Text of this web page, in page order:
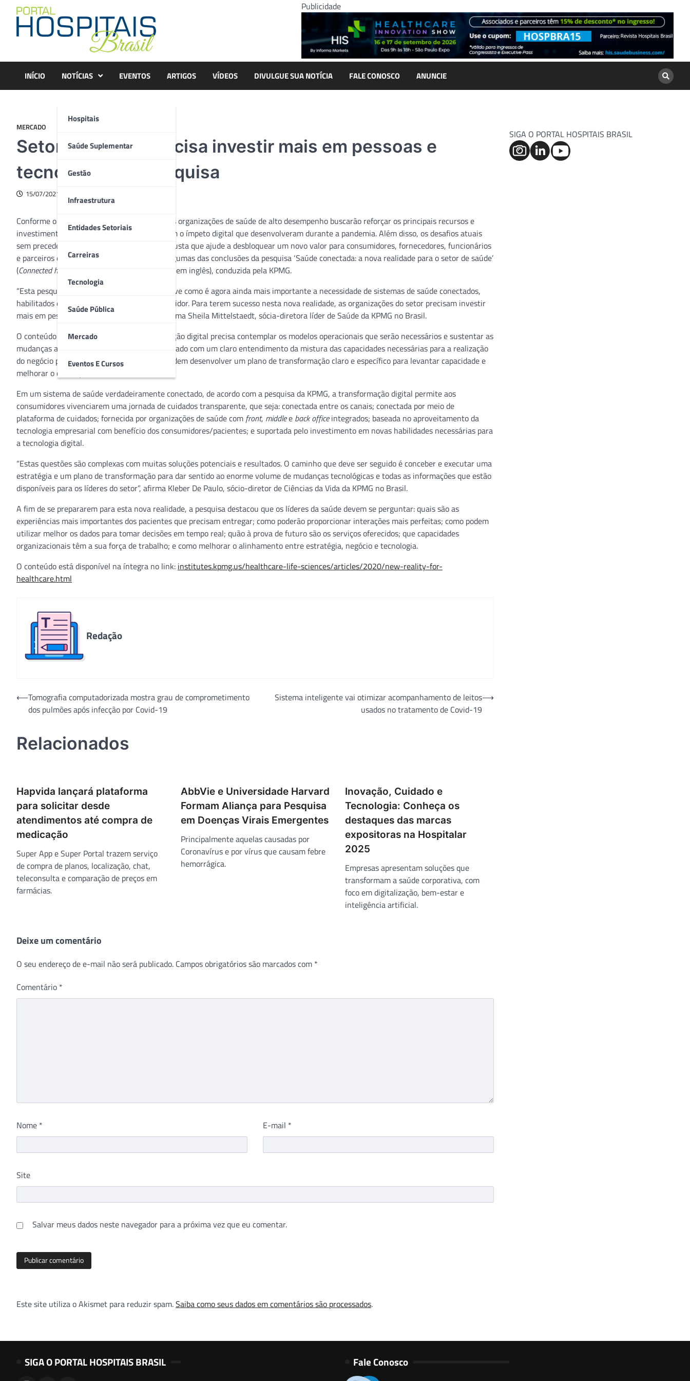
content
Publicidade
INÍCIO NOTÍCIAS
Hospitais
Saúde Suplementar
Gestão
Infraestrutura
Entidades Setoriais
Carreiras
Tecnologia
Saúde Pública
Mercado
Eventos E Cursos
EVENTOS ARTIGOS VÍDEOS DIVULGUE SUA NOTÍCIA FALE CONOSCO ANUNCIE
MERCADO
Setor de saúde precisa investir mais em pessoas e
tecnologia, diz pesquisa
15/07/2021
Conforme o pico da Covid-19 fica para trás, as organizações de saúde de alto desempenho buscarão reforçar os principais recursos e
investimentos tecnológicos para aproveitarem o ímpeto digital que desenvolveram durante a pandemia. Além disso, os desafios atuais
sem precedentes exigem uma abordagem robusta que ajude a desbloquear um novo valor para consumidores, fornecedores, funcionários
e parceiros do sistema de saúde. Essas são algumas das conclusões da pesquisa ‘Saúde conectada: a nova realidade para o setor de saúde’
(Connected health: the new reality for healthcare
, em inglês), conduzida pela KPMG.
“Esta pesquisa de liderança conceitual descreve como é agora ainda mais importante a necessidade de sistemas de saúde conectados,
habilitados digitalmente e focados no consumidor. Para terem sucesso nesta nova realidade, as organizações do setor precisam investir
mais em pessoas e transformação digital”, afirma Sheila Mittelstaedt, sócia-diretora líder de Saúde da KPMG no Brasil.
O conteúdo destacou ainda que a transformação digital precisa contemplar os modelos operacionais que serão necessários e sustentar as
mudanças ao longo do tempo. Quando combinado com um claro entendimento da mistura das capacidades necessárias para a realização
do negócio principal, os sistemas de saúde podem desenvolver um plano de transformação claro e específico para levantar capacidade e
melhorar o desempenho.
Em um sistema de saúde verdadeiramente conectado, de acordo com a pesquisa da KPMG, a transformação digital permite aos
consumidores vivenciarem uma jornada de cuidados transparente, que seja: conectada entre os canais; conectada por meio de
plataforma de cuidados; fornecida por organizações de saúde com front, middlee back officeintegrados; baseada no aproveitamento da
tecnologia empresarial com benefício dos consumidores/pacientes; e suportada pelo investimento em novas habilidades necessárias para
a tecnologia digital.
“Estas questões são complexas com muitas soluções potenciais e resultados. O caminho que deve ser seguido é conceber e executar uma
estratégia e um plano de transformação para dar sentido ao enorme volume de mudanças tecnológicas e todas as informações que estão
disponíveis para os líderes do setor”, afirma Kleber De Paulo, sócio-diretor de Ciências da Vida da KPMG no Brasil.
A fim de se prepararem para esta nova realidade, a pesquisa destacou que os líderes da saúde devem se perguntar: quais são as
experiências mais importantes dos pacientes que precisam entregar; como poderão proporcionar interações mais perfeitas; como podem
utilizar melhor os dados para tomar decisões em tempo real; quão à prova de futuro são os serviços oferecidos; que capacidades
organizacionais têm a sua força de trabalho; e como melhorar o alinhamento entre estratégia, negócio e tecnologia.
O conteúdo está disponível na íntegra no link: institutes.kpmg.us/healthcare-life-sciences/articles/2020/new-reality-for-
healthcare.html
Redação
Navegação
⟵Tomografia computadorizada mostra grau de comprometimento
dos pulmões após infecção por Covid-19
Sistema inteligente vai otimizar acompanhamento de leitos
usados no tratamento de Covid-19
⟶
Relacionados
Hapvida lançará plataforma
para solicitar desde
atendimentos até compra de
medicação
Super App e Super Portal trazem serviço
de compra de planos, localização, chat,
teleconsulta e comparação de preços em
farmácias.
AbbVie e Universidade Harvard
Formam Aliança para Pesquisa
em Doenças Virais Emergentes
Principalmente aquelas causadas por
Coronavírus e por vírus que causam febre
hemorrágica.
Inovação, Cuidado e
Tecnologia: Conheça os
destaques das marcas
expositoras na Hospitalar
2025
Empresas apresentam soluções que
transformam a saúde corporativa, com
foco em digitalização, bem-estar e
inteligência artificial.
Deixe um comentário
O seu endereço de e-mail não será publicado. Campos obrigatórios são marcados com *
Comentário *
Nome * E-mail *
Site
Salvar meus dados neste navegador para a próxima vez que eu comentar.
Este site utiliza o Akismet para reduzir spam.Saiba como seus dados em comentários são processados.
SIGA O PORTAL HOSPITAIS BRASIL
SIGA O PORTAL HOSPITAIS BRASIL Fale Conosco